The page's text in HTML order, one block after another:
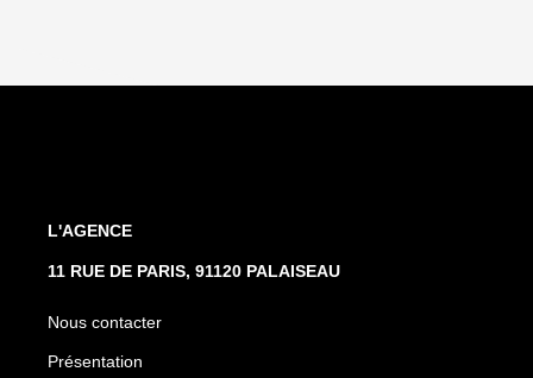
L'AGENCE
11 RUE DE PARIS, 91120 PALAISEAU
Nous contacter
Présentation